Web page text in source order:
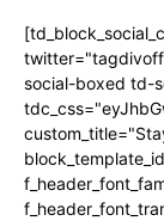
social-boxed td-